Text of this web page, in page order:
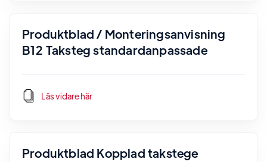
Produktblad / Monteringsanvisning
B12 Taksteg standardanpassade
Läs vidare här
Produktblad Kopplad takstege